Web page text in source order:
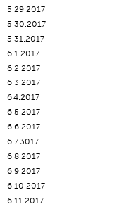
5.29.2017
5.30.2017
5.31.2017
6.1.2017
6.2.2017
6.3.2017
6.4.2017
6.5.2017
6.6.2017
6.7.3017
6.8.2017
6.9.2017
6.10.2017
6.11.2017